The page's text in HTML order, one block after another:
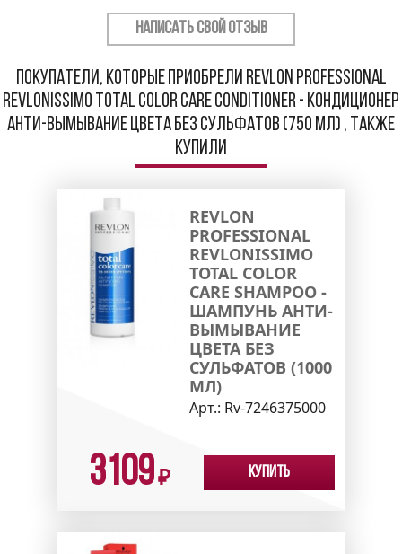
НАПИСАТЬ СВОЙ ОТЗЫВ
Покупатели, которые приобрели Revlon Professional
Revlonissimo Total Color Care Conditioner - Кондиционер
анти-вымывание цвета без сульфатов (750 мл) , также
купили
REVLON
PROFESSIONAL
REVLONISSIMO
TOTAL COLOR
CARE SHAMPOO -
ШАМПУНЬ АНТИ-
ВЫМЫВАНИЕ
ЦВЕТА БЕЗ
СУЛЬФАТОВ (1000
МЛ)
Арт.: Rv-7246375000
3109₽ Купить